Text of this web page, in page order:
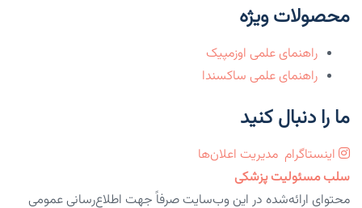
محصولات ویژه
راهنمای علمی اوزمپیک
راهنمای علمی ساکسندا
ما را دنبال کنید
اینستاگرام مدیریت اعلان‌ها
سلب مسئولیت پزشکی
محتوای ارائه‌شده در این وب‌سایت صرفاً جهت اطلاع‌رسانی عمومی